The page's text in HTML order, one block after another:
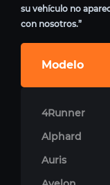
su vehículo no
con nosotros.”
Modelo
4Runner
Alphard
Auris